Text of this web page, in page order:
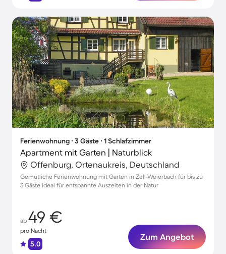
Ferienwohnung ∙ 3 Gäste ∙ 1 Schlafzimmer
Apartment mit Garten | Naturblick
Offenburg, Ortenaukreis, Deutschland
Gemütliche Ferienwohnung mit Garten in Zell-Weierbach für bis zu
3 Gäste ideal für entspannte Auszeiten in der Natur
ab 49 €
pro Nacht
5.0
Zum Angebot